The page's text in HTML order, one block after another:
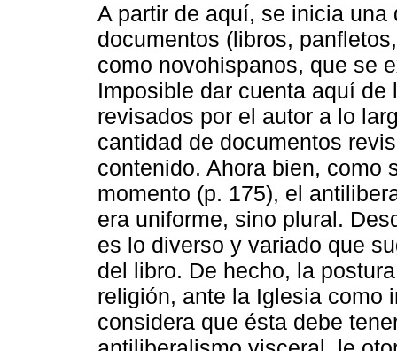
A partir de aquí, se inicia
documentos (libros,
como novohispanos, que se
Imposible dar cuenta aquí
revisados por el autor a lo
cantidad de documentos
contenido. Ahora bien, como
momento (p. 175), el
era uniforme, sino plural.
es lo diverso y variado que
del libro. De hecho, la
religión, ante la Iglesia como
considera que ésta debe